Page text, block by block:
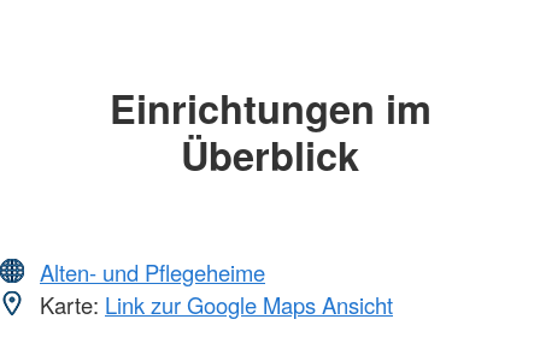
Einrichtungen im
Überblick
Alten- und Pflegeheime
Karte: Link zur Google Maps Ansicht